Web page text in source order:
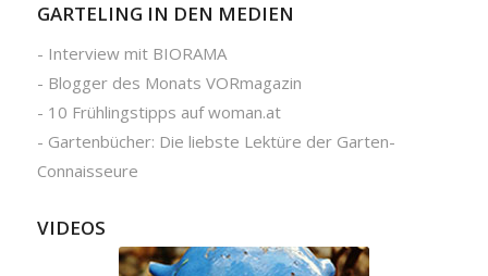
GARTELING IN DEN MEDIEN
- Interview mit BIORAMA
- Blogger des Monats VORmagazin
- 10 Frühlingstipps auf woman.at
- Gartenbücher: Die liebste Lektüre der Garten-
Connaisseure
VIDEOS